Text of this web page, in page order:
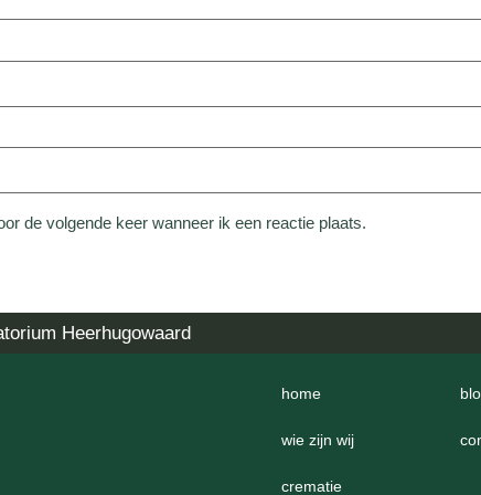
de volgende keer wanneer ik een reactie plaats.
Heerhugowaard
home
wie zijn wij
crematie